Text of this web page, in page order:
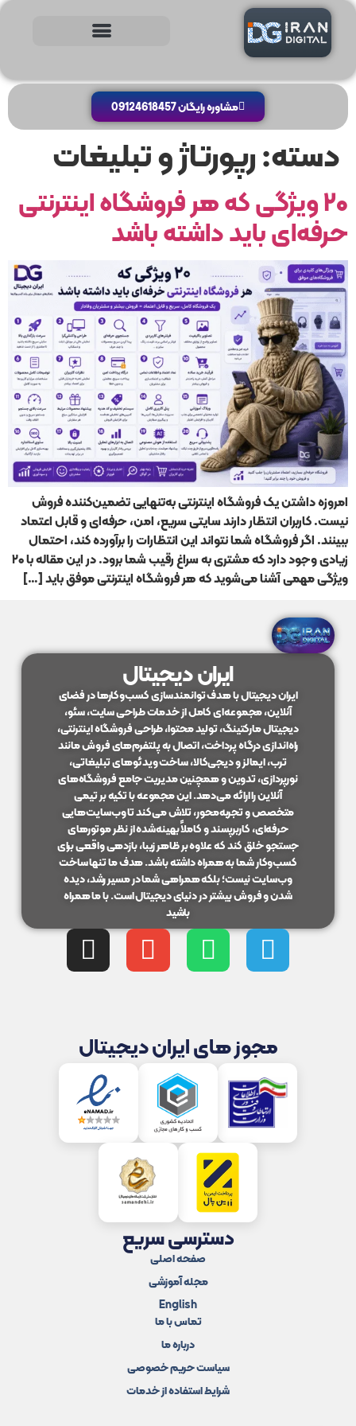
مشاوره رایگان 09124618457
دسته:رپورتاژ و تبلیغات
۲۰ ویژگی که هر فروشگاه اینترنتی
حرفه‌ای باید داشته باشد
امروزه داشتن یک فروشگاه اینترنتی به‌تنهایی تضمین‌کننده فروش
نیست. کاربران انتظار دارند سایتی سریع، امن، حرفه‌ای و قابل اعتماد
ببینند. اگر فروشگاه شما نتواند این انتظارات را برآورده کند، احتمال
زیادی وجود دارد که مشتری به سراغ رقیب شما برود. در این مقاله با ۲۰
ویژگی مهمی آشنا می‌شوید که هر فروشگاه اینترنتی موفق باید […]
ایران دیجیتال
ایران دیجیتال با هدف توانمندسازی کسب‌وکارها در فضای
آنلاین، مجموعه‌ای کامل از خدمات طراحی سایت، سئو،
دیجیتال مارکتینگ، تولید محتوا، طراحی فروشگاه اینترنتی،
راه‌اندازی درگاه پرداخت، اتصال به پلتفرم‌های فروش مانند
ترب، ایمالز و دیجی‌کالا، ساخت ویدئوهای تبلیغاتی،
نورپردازی، تدوین و همچنین مدیریت جامع فروشگاه‌های
آنلاین را ارائه می‌دهد. این مجموعه با تکیه بر تیمی
متخصص و تجربه‌محور، تلاش می‌کند تا وب‌سایت‌هایی
حرفه‌ای، کاربرپسند و کاملاً بهینه‌شده از نظر موتورهای
جستجو خلق کند که علاوه بر ظاهر زیبا، بازدهی واقعی برای
کسب‌وکار شما به همراه داشته باشد. هدف ما تنها ساخت
وب‌سایت نیست؛ بلکه همراهی شما در مسیر رشد، دیده
شدن و فروش بیشتر در دنیای دیجیتال است. با ما همراه
باشید
مجوز های ایران دیجیتال
دسترسی سریع
صفحه اصلی
مجله آموزشی
English
تماس با ما
درباره ما
سیاست حریم خصوصی
شرایط استفاده از خدمات